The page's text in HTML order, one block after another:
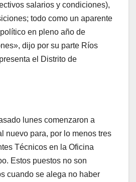
salarios y condiciones),
todo como un aparente
en pleno año de
dijo por su parte Ríos
el Distrito de
lunes comenzaron a
nuevo para, por lo menos tres
Técnicos en la Oficina
Estos puestos no son
cuando se alega no haber